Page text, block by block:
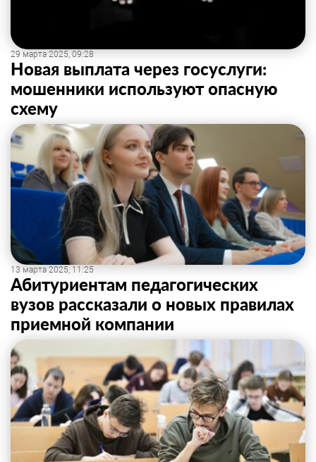
29 марта 2025, 09:28
Новая выплата через госуслуги:
мошенники используют опасную
схему
13 марта 2025, 11:25
Абитуриентам педагогических
вузов рассказали о новых правилах
приемной компании